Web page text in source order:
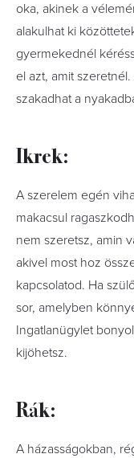
oka, akinek a
alakulhat ki
gyermekednél
el azt, amit
szakadhat a
Ikrek:
A szerelem egén
makacsul
nem szeretsz, amin
akivel most hoz
kapcsolatod. Ha
sor, amelyben
Ingatlanügylet
kijöhetsz.
Rák:
A házasságokban,